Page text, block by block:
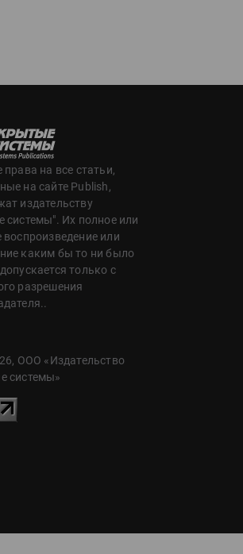
права на все статьи,
на сайте Publish,
издательству
системы". Их полное или
воспроизведение или
каким бы то ни было
только с
разрешения
ООО «Издательство
системы»